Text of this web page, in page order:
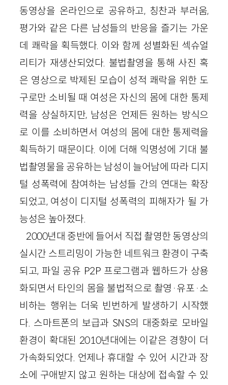
동영상을 온라인으로 공유하고, 칭찬과 부러움,
평가와 같은 다른 남성들의 반응을 즐기는 가운
데 쾌락을 획득했다. 이와 함께 성별화된 섹슈얼
리티가 재생산되었다. 불법촬영을 통해 사진 혹
은 영상으로 박제된 모습이 성적 쾌락을 위한 도
구로만 소비될 때 여성은 자신의 몸에 대한 통제
력을 상실하지만, 남성은 언제든 원하는 방식으
로 이를 소비하면서 여성의 몸에 대한 통제력을
획득하기 때문이다. 이에 더해 익명성에 기대 불
법촬영물을 공유하는 남성이 늘어남에 따라 디지
털 성폭력에 참여하는 남성들 간의 연대는 확장
되었고, 여성이 디지털 성폭력의 피해자가 될 가
능성은 높아졌다.
2000년대 중반에 들어서 직접 촬영한 동영상의
실시간 스트리밍이 가능한 네트워크 환경이 구축
되고, 파일 공유 P2P 프로그램과 웹하드가 상용
화되면서 타인의 몸을 불법적으로 촬영·유포·소
비하는 행위는 더욱 빈번하게 발생하기 시작했
다. 스마트폰의 보급과 SNS의 대중화로 모바일
환경이 확대된 2010년대에는 이같은 경향이 더
가속화되었다. 언제나 휴대할 수 있어 시간과 장
소에 구애받지 않고 원하는 대상에 접속할 수 있